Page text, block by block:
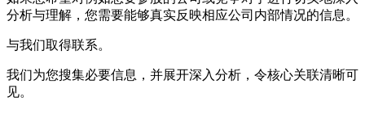
分析与理解，您需要能够真实反映相应公司内部情况的信息。
与我们取得联系。
我们为您搜集必要信息，并展开深入分析，令核心关联清晰可
见。